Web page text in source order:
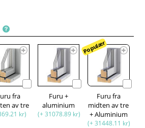
fra
av tre
kr)
Furu +
aluminium
(+ 31078.89 kr)
Populær
Furu fra
midten av tre
+ Aluminium
(+ 31448.11 kr)